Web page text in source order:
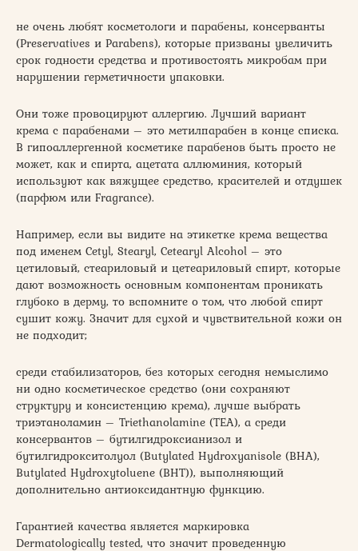
не очень любят косметологи и парабены, консерванты
(Preservatives и Parabens), которые призваны увеличить
срок годности средства и противостоять микробам при
нарушении герметичности упаковки.
Они тоже провоцируют аллергию. Лучший вариант
крема с парабенами – это метилпарабен в конце списка.
В гипоаллергенной косметике парабенов быть просто не
может, как и спирта, ацетата аллюминия, который
используют как вяжущее средство, красителей и отдушек
(парфюм или Fragrance).
Например, если вы видите на этикетке крема вещества
под именем Cetyl, Stearyl, Cetearyl Alcohol – это
цетиловый, стеариловый и цетеариловый спирт, которые
дают возможность основным компонентам проникать
глубоко в дерму, то вспомните о том, что любой спирт
сушит кожу. Значит для сухой и чувствительной кожи он
не подходит;
среди стабилизаторов, без которых сегодня немыслимо
ни одно косметическое средство (они сохраняют
структуру и консистенцию крема), лучше выбрать
триэтаноламин – Triethanolamine (TEA), а среди
консервантов – бутилгидроксианизол и
бутилгидрокситолуол (Butylated Hydroxyanisole (BHA),
Butylated Hydroxytoluene (BHT)), выполняющий
дополнительно антиоксидантную функцию.
Гарантией качества является маркировка
Dermatologically tested, что значит проведенную